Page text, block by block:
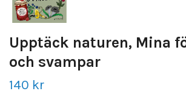
Upptäck naturen, Mina
och svampar
140 kr